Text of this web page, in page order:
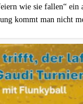
wie sie fallen“ ein
kommt man nicht